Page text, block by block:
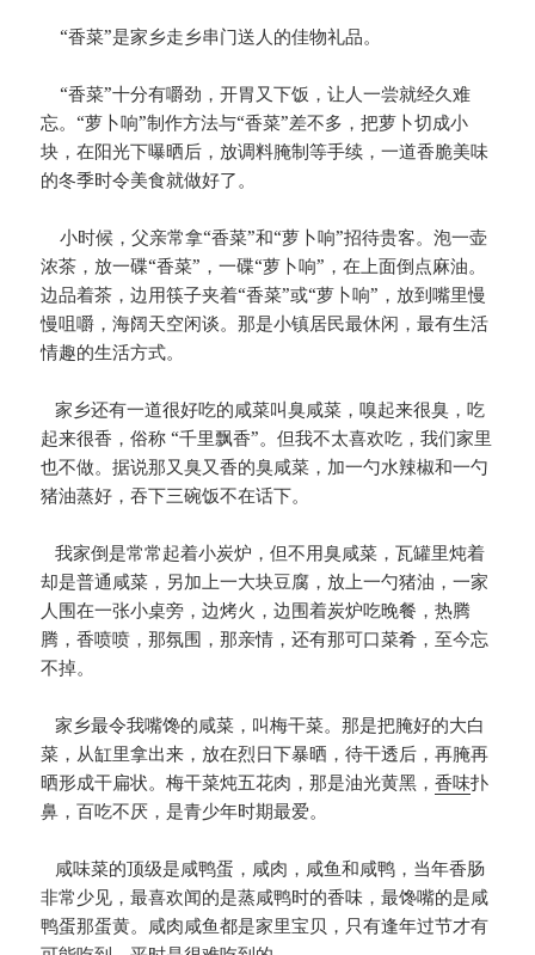
“香菜”是家乡走乡串门送人的佳物礼品。
“香菜”十分有嚼劲，开胃又下饭，让人一尝就经久难
忘。“萝卜响”制作方法与“香菜”差不多，把萝卜切成小
块，在阳光下曝晒后，放调料腌制等手续，一道香脆美味
的冬季时令美食就做好了。
小时候，父亲常拿“香菜”和“萝卜响”招待贵客。泡一壶
浓茶，放一碟“香菜”，一碟“萝卜响”，在上面倒点麻油。
边品着茶，边用筷子夹着“香菜”或“萝卜响”，放到嘴里慢
慢咀嚼，海阔天空闲谈。那是小镇居民最休闲，最有生活
情趣的生活方式。
家乡还有一道很好吃的咸菜叫臭咸菜，嗅起来很臭，吃
起来很香，俗称 “千里飘香”。但我不太喜欢吃，我们家里
也不做。据说那又臭又香的臭咸菜，加一勺水辣椒和一勺
猪油蒸好，吞下三碗饭不在话下。
我家倒是常常起着小炭炉，但不用臭咸菜，瓦罐里炖着
却是普通咸菜，另加上一大块豆腐，放上一勺猪油，一家
人围在一张小桌旁，边烤火，边围着炭炉吃晚餐，热腾
腾，香喷喷，那氛围，那亲情，还有那可口菜肴，至今忘
不掉。
家乡最令我嘴馋的咸菜，叫梅干菜。那是把腌好的大白
菜，从缸里拿出来，放在烈日下暴晒，待干透后，再腌再
晒形成干扁状。梅干菜炖五花肉，那是油光黄黑，香味扑
鼻，百吃不厌，是青少年时期最爱。
咸味菜的顶级是咸鸭蛋，咸肉，咸鱼和咸鸭，当年香肠
非常少见，最喜欢闻的是蒸咸鸭时的香味，最馋嘴的是咸
鸭蛋那蛋黄。咸肉咸鱼都是家里宝贝，只有逢年过节才有